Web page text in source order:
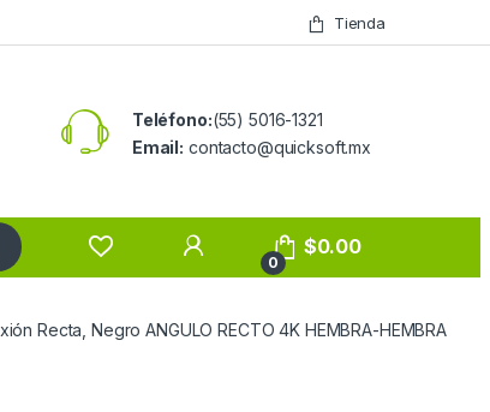
Tienda
Teléfono:(55) 5016-1321
Email: contacto@quicksoft.mx
0
$0.00
Recta, Negro ANGULO RECTO 4K HEMBRA-HEMBRA